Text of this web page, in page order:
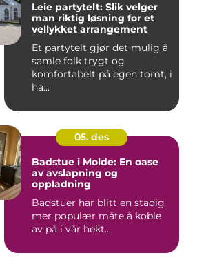
Leie partytelt: Slik velger
man riktig løsning for et
vellykket arrangement
Et partytelt gjør det mulig å
samle folk trygt og
komfortabelt på egen tomt, i
ha...
05. des
Badstue i Molde: En oase
av avslapning og
oppladning
Badstuer har blitt en stadig
mer populær måte å koble
av på i vår hekt...